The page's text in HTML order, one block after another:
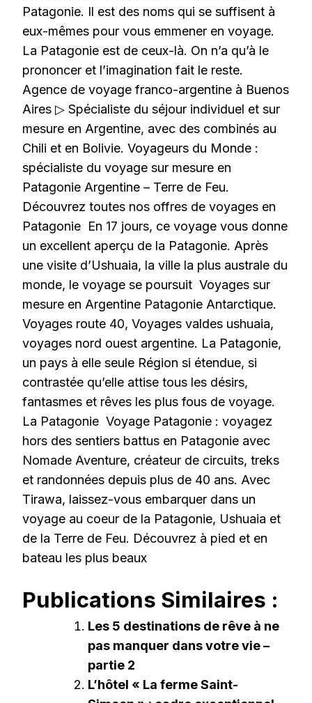
Patagonie. Il est des noms qui se suffisent à
eux-mêmes pour vous emmener en voyage.
La Patagonie est de ceux-là. On n’a qu’à le
prononcer et l’imagination fait le reste.
Agence de voyage franco-argentine à Buenos
Aires ▷ Spécialiste du séjour individuel et sur
mesure en Argentine, avec des combinés au
Chili et en Bolivie. Voyageurs du Monde :
spécialiste du voyage sur mesure en
Patagonie Argentine – Terre de Feu.
Découvrez toutes nos offres de voyages en
Patagonie En 17 jours, ce voyage vous donne
un excellent aperçu de la Patagonie. Après
une visite d’Ushuaia, la ville la plus australe du
monde, le voyage se poursuit Voyages sur
mesure en Argentine Patagonie Antarctique.
Voyages route 40, Voyages valdes ushuaia,
voyages nord ouest argentine. La Patagonie,
un pays à elle seule Région si étendue, si
contrastée qu’elle attise tous les désirs,
fantasmes et rêves les plus fous de voyage.
La Patagonie Voyage Patagonie : voyagez
hors des sentiers battus en Patagonie avec
Nomade Aventure, créateur de circuits, treks
et randonnées depuis plus de 40 ans. Avec
Tirawa, laissez-vous embarquer dans un
voyage au coeur de la Patagonie, Ushuaia et
de la Terre de Feu. Découvrez à pied et en
bateau les plus beaux
Publications Similaires :
Les 5 destinations de rêve à ne
pas manquer dans votre vie –
partie 2
L’hôtel « La ferme Saint-